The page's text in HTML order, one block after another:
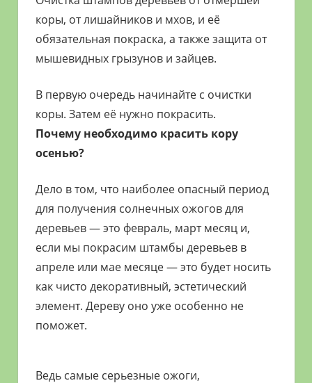
коры, от лишайников и мхов, и её
обязательная покраска, а также защита от
мышевидных грызунов и зайцев.
В первую очередь начинайте с очистки
коры. Затем её нужно покрасить.
Почему необходимо красить кору
осенью?
Дело в том, что наиболее опасный период
для получения солнечных ожогов для
деревьев — это февраль, март месяц и,
если мы покрасим штамбы деревьев в
апреле или мае месяце — это будет носить
как чисто декоративный, эстетический
элемент. Дереву оно уже особенно не
поможет.
Ведь самые серьезные ожоги,